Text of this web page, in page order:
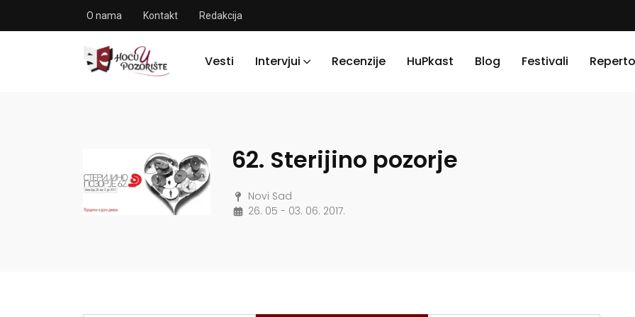
O nama Kontakt Redakcija
Vesti Intervjui Recenzije HuPkast Blog Festivali
62. Sterijino pozorje
Novi Sad
26. 05 - 03. 06. 2017.